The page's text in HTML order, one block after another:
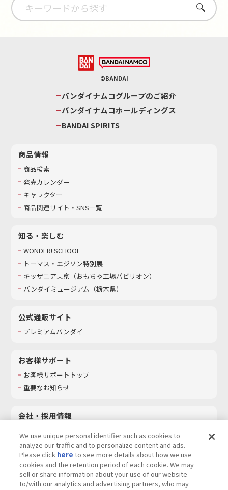
さがす
©BANDAI
バンダイナムコグループのご紹介
バンダイナムコホールディングス
BANDAI SPIRITS
商品情報
商品検索
発売カレンダー
キャラクター
商品関連サイト・SNS一覧
知る・楽しむ
WONDER! SCHOOL
トーマス・エジソン特別展
キッザニア東京（おもちゃ工場パビリオン）​
バンダイミュージアム（栃木県）
公式通販サイト
プレミアムバンダイ
お客様サポート
お客様サポートトップ
重要なお知らせ
会社・採用情報
採用情報
サステナビリティ
お問い合わせ
We use unique personal identifier such as cookies to
analyze our traffic and to personalize content and ads.
Please click here to see more details about how we use
cookies and the retention period of each cookie. We may
sell or share information about your use of our website
to/with our analytics and advertising partners, who may